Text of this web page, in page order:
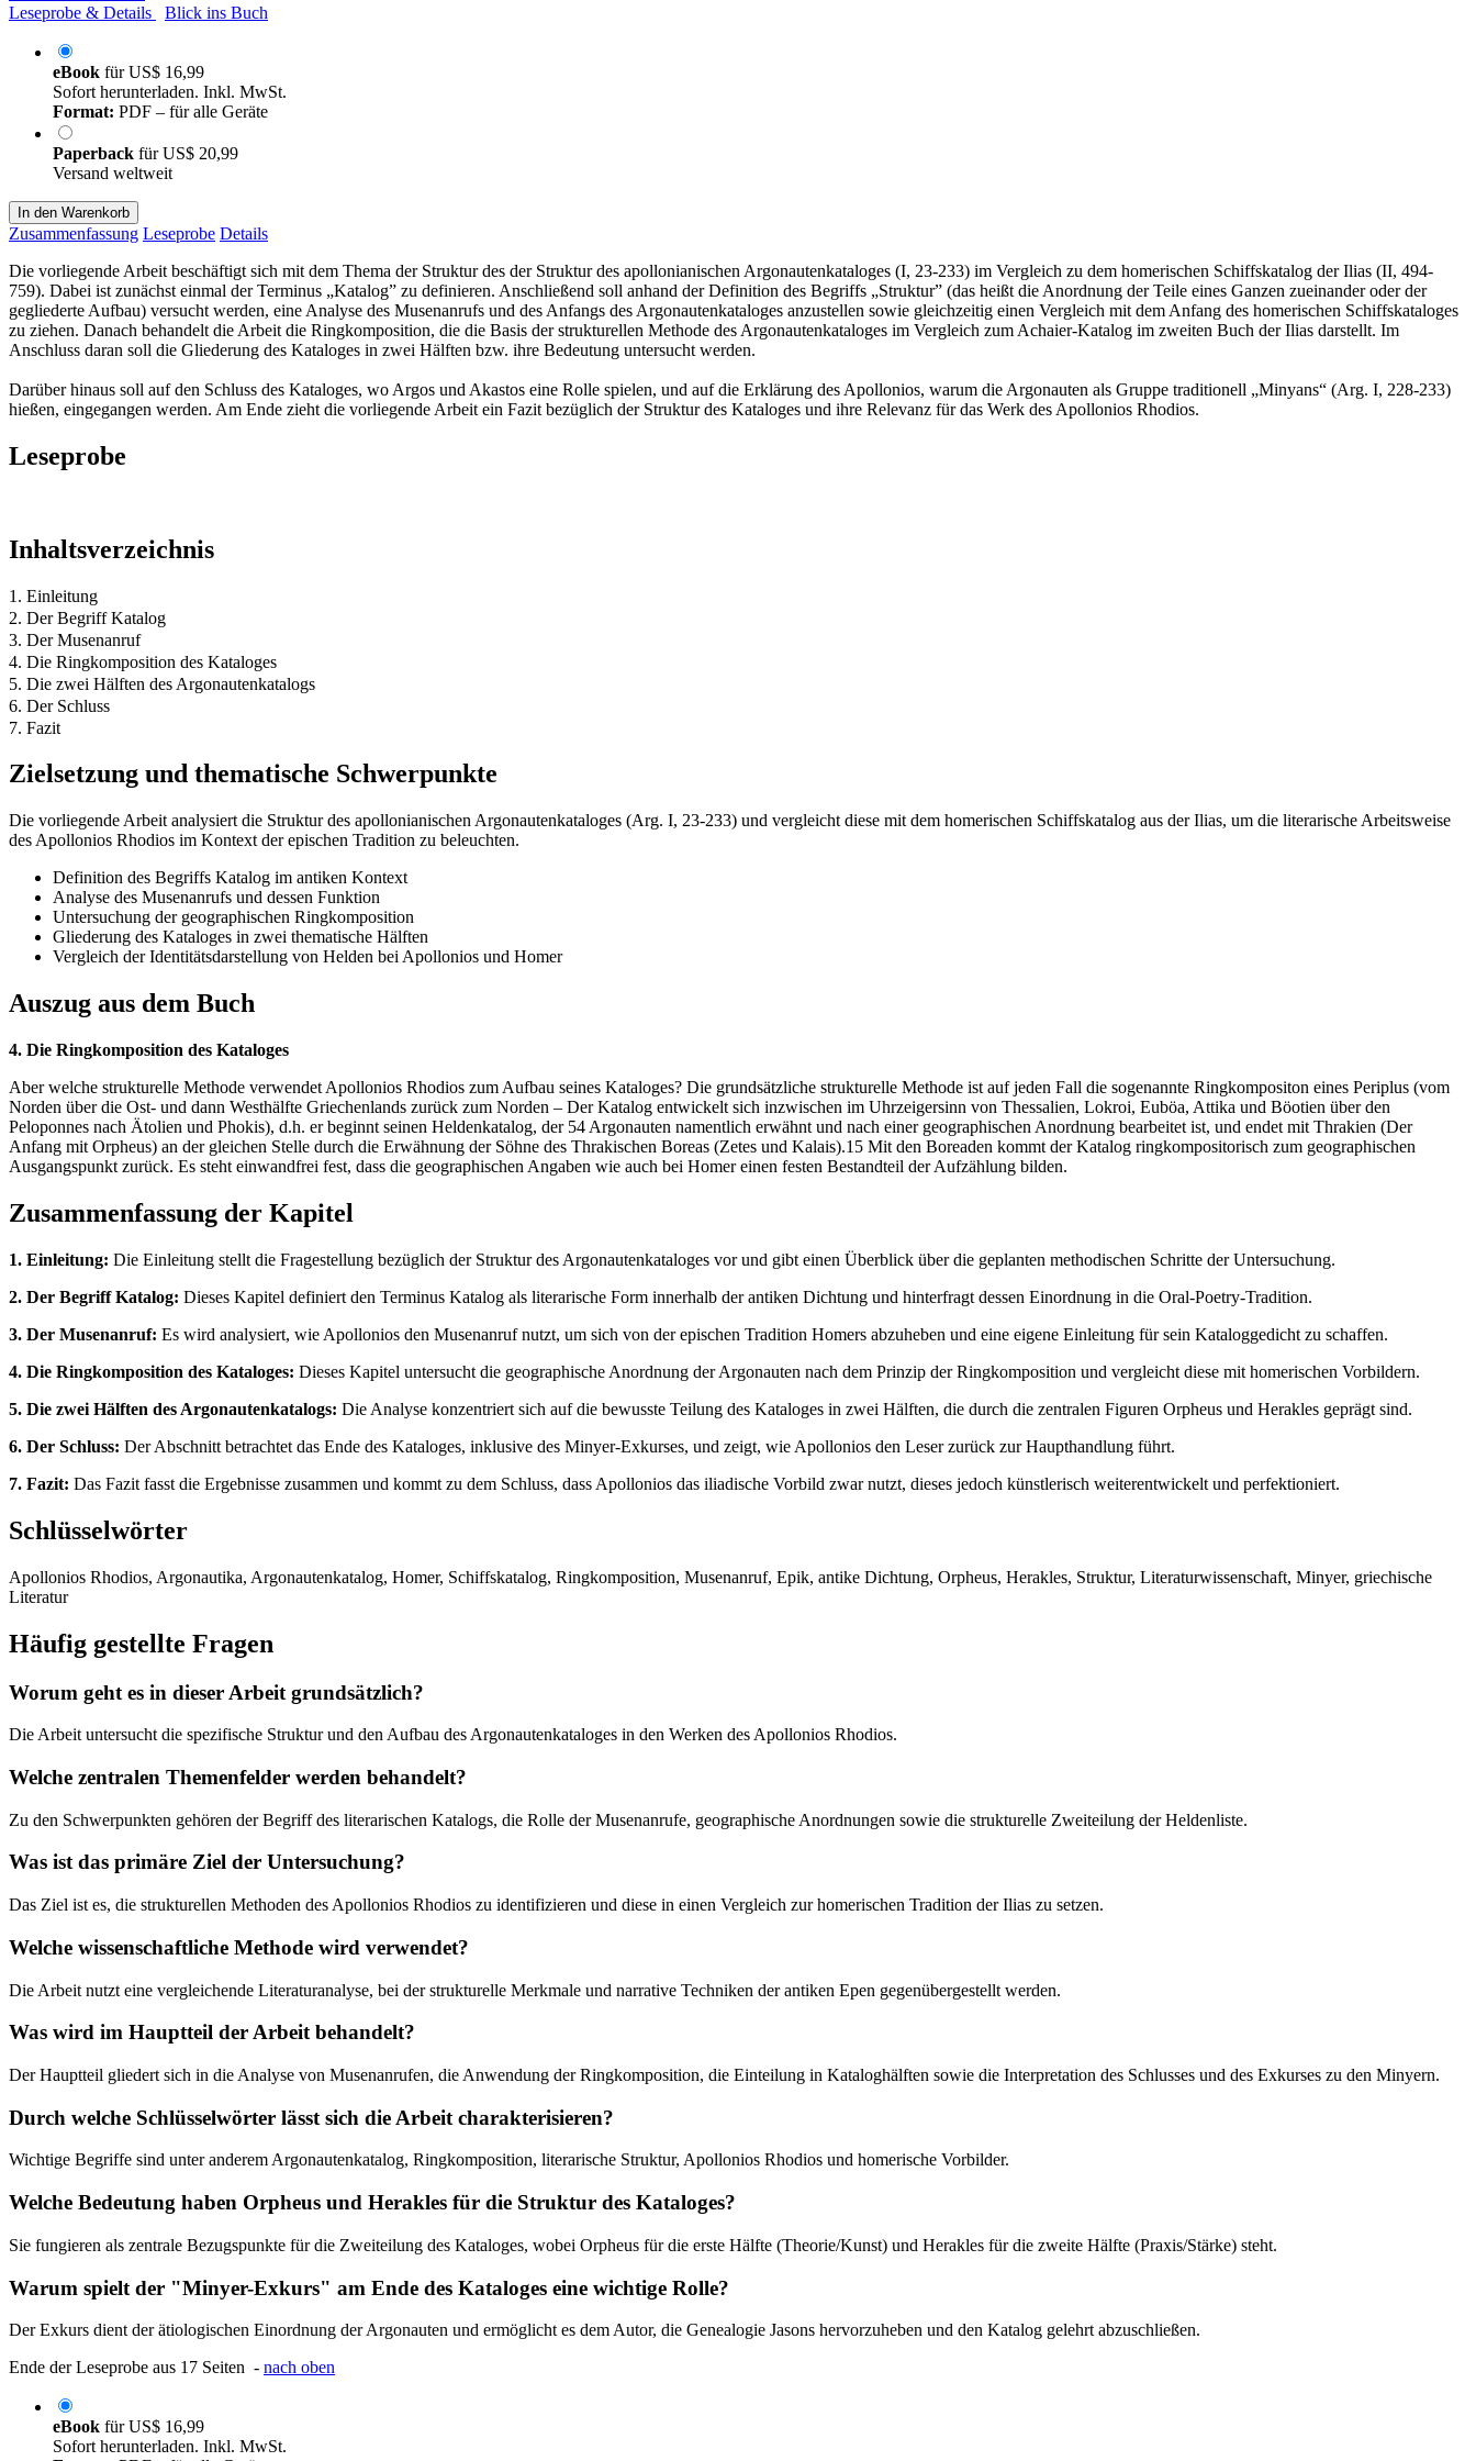
Leseprobe & Details
Blick ins Buch
eBook fürUS$ 16,99
Sofort herunterladen. Inkl. MwSt.
Format: PDF – für alle Geräte
Paperback fürUS$ 20,99
Versand weltweit
In den Warenkorb
Zusammenfassung Leseprobe Details
Die vorliegende Arbeit beschäftigt sich mit dem Thema der Struktur des der Struktur des apollonianischen Argonautenkataloges (I, 23-233) im Vergleich zu dem homerischen Schiffskatalog der Ilias (II, 494-
759). Dabei ist zunächst einmal der Terminus „Katalog” zu definieren. Anschließend soll anhand der Definition des Begriffs „Struktur” (das heißt die Anordnung der Teile eines Ganzen zueinander oder der
gegliederte Aufbau) versucht werden, eine Analyse des Musenanrufs und des Anfangs des Argonautenkataloges anzustellen sowie gleichzeitig einen Vergleich mit dem Anfang des homerischen Schiffskataloges
zu ziehen. Danach behandelt die Arbeit die Ringkomposition, die die Basis der strukturellen Methode des Argonautenkataloges im Vergleich zum Achaier-Katalog im zweiten Buch der Ilias darstellt. Im
Anschluss daran soll die Gliederung des Kataloges in zwei Hälften bzw. ihre Bedeutung untersucht werden.
Darüber hinaus soll auf den Schluss des Kataloges, wo Argos und Akastos eine Rolle spielen, und auf die Erklärung des Apollonios, warum die Argonauten als Gruppe traditionell „Minyans“ (Arg. I, 228-233)
hießen, eingegangen werden. Am Ende zieht die vorliegende Arbeit ein Fazit bezüglich der Struktur des Kataloges und ihre Relevanz für das Werk des Apollonios Rhodios.
Leseprobe
Inhaltsverzeichnis
1. Einleitung
2. Der Begriff Katalog
3. Der Musenanruf
4. Die Ringkomposition des Kataloges
5. Die zwei Hälften des Argonautenkatalogs
6. Der Schluss
7. Fazit
Zielsetzung und thematische Schwerpunkte
Die vorliegende Arbeit analysiert die Struktur des apollonianischen Argonautenkataloges (Arg. I, 23-233) und vergleicht diese mit dem homerischen Schiffskatalog aus der Ilias, um die literarische Arbeitsweise
des Apollonios Rhodios im Kontext der epischen Tradition zu beleuchten.
Definition des Begriffs Katalog im antiken Kontext
Analyse des Musenanrufs und dessen Funktion
Untersuchung der geographischen Ringkomposition
Gliederung des Kataloges in zwei thematische Hälften
Vergleich der Identitätsdarstellung von Helden bei Apollonios und Homer
Auszug aus dem Buch
4. Die Ringkomposition des Kataloges
Aber welche strukturelle Methode verwendet Apollonios Rhodios zum Aufbau seines Kataloges? Die grundsätzliche strukturelle Methode ist auf jeden Fall die sogenannte Ringkompositon eines Periplus (vom
Norden über die Ost- und dann Westhälfte Griechenlands zurück zum Norden – Der Katalog entwickelt sich inzwischen im Uhrzeigersinn von Thessalien, Lokroi, Euböa, Attika und Böotien über den
Peloponnes nach Ätolien und Phokis), d.h. er beginnt seinen Heldenkatalog, der 54 Argonauten namentlich erwähnt und nach einer geographischen Anordnung bearbeitet ist, und endet mit Thrakien (Der
Anfang mit Orpheus) an der gleichen Stelle durch die Erwähnung der Söhne des Thrakischen Boreas (Zetes und Kalais).15 Mit den Boreaden kommt der Katalog ringkompositorisch zum geographischen
Ausgangspunkt zurück. Es steht einwandfrei fest, dass die geographischen Angaben wie auch bei Homer einen festen Bestandteil der Aufzählung bilden.
Zusammenfassung der Kapitel
1. Einleitung: Die Einleitung stellt die Fragestellung bezüglich der Struktur des Argonautenkataloges vor und gibt einen Überblick über die geplanten methodischen Schritte der Untersuchung.
2. Der Begriff Katalog: Dieses Kapitel definiert den Terminus Katalog als literarische Form innerhalb der antiken Dichtung und hinterfragt dessen Einordnung in die Oral-Poetry-Tradition.
3. Der Musenanruf: Es wird analysiert, wie Apollonios den Musenanruf nutzt, um sich von der epischen Tradition Homers abzuheben und eine eigene Einleitung für sein Kataloggedicht zu schaffen.
4. Die Ringkomposition des Kataloges: Dieses Kapitel untersucht die geographische Anordnung der Argonauten nach dem Prinzip der Ringkomposition und vergleicht diese mit homerischen Vorbildern.
5. Die zwei Hälften des Argonautenkatalogs: Die Analyse konzentriert sich auf die bewusste Teilung des Kataloges in zwei Hälften, die durch die zentralen Figuren Orpheus und Herakles geprägt sind.
6. Der Schluss: Der Abschnitt betrachtet das Ende des Kataloges, inklusive des Minyer-Exkurses, und zeigt, wie Apollonios den Leser zurück zur Haupthandlung führt.
7. Fazit: Das Fazit fasst die Ergebnisse zusammen und kommt zu dem Schluss, dass Apollonios das iliadische Vorbild zwar nutzt, dieses jedoch künstlerisch weiterentwickelt und perfektioniert.
Schlüsselwörter
Apollonios Rhodios, Argonautika, Argonautenkatalog, Homer, Schiffskatalog, Ringkomposition, Musenanruf, Epik, antike Dichtung, Orpheus, Herakles, Struktur, Literaturwissenschaft, Minyer, griechische
Literatur
Häufig gestellte Fragen
Worum geht es in dieser Arbeit grundsätzlich?
Die Arbeit untersucht die spezifische Struktur und den Aufbau des Argonautenkataloges in den Werken des Apollonios Rhodios.
Welche zentralen Themenfelder werden behandelt?
Zu den Schwerpunkten gehören der Begriff des literarischen Katalogs, die Rolle der Musenanrufe, geographische Anordnungen sowie die strukturelle Zweiteilung der Heldenliste.
Was ist das primäre Ziel der Untersuchung?
Das Ziel ist es, die strukturellen Methoden des Apollonios Rhodios zu identifizieren und diese in einen Vergleich zur homerischen Tradition der Ilias zu setzen.
Welche wissenschaftliche Methode wird verwendet?
Die Arbeit nutzt eine vergleichende Literaturanalyse, bei der strukturelle Merkmale und narrative Techniken der antiken Epen gegenübergestellt werden.
Was wird im Hauptteil der Arbeit behandelt?
Der Hauptteil gliedert sich in die Analyse von Musenanrufen, die Anwendung der Ringkomposition, die Einteilung in Kataloghälften sowie die Interpretation des Schlusses und des Exkurses zu den Minyern.
Durch welche Schlüsselwörter lässt sich die Arbeit charakterisieren?
Wichtige Begriffe sind unter anderem Argonautenkatalog, Ringkomposition, literarische Struktur, Apollonios Rhodios und homerische Vorbilder.
Welche Bedeutung haben Orpheus und Herakles für die Struktur des Kataloges?
Sie fungieren als zentrale Bezugspunkte für die Zweiteilung des Kataloges, wobei Orpheus für die erste Hälfte (Theorie/Kunst) und Herakles für die zweite Hälfte (Praxis/Stärke) steht.
Warum spielt der "Minyer-Exkurs" am Ende des Kataloges eine wichtige Rolle?
Der Exkurs dient der ätiologischen Einordnung der Argonauten und ermöglicht es dem Autor, die Genealogie Jasons hervorzuheben und den Katalog gelehrt abzuschließen.
Ende der Leseprobe aus 17 Seiten - nach oben
eBook fürUS$ 16,99
Sofort herunterladen. Inkl. MwSt.